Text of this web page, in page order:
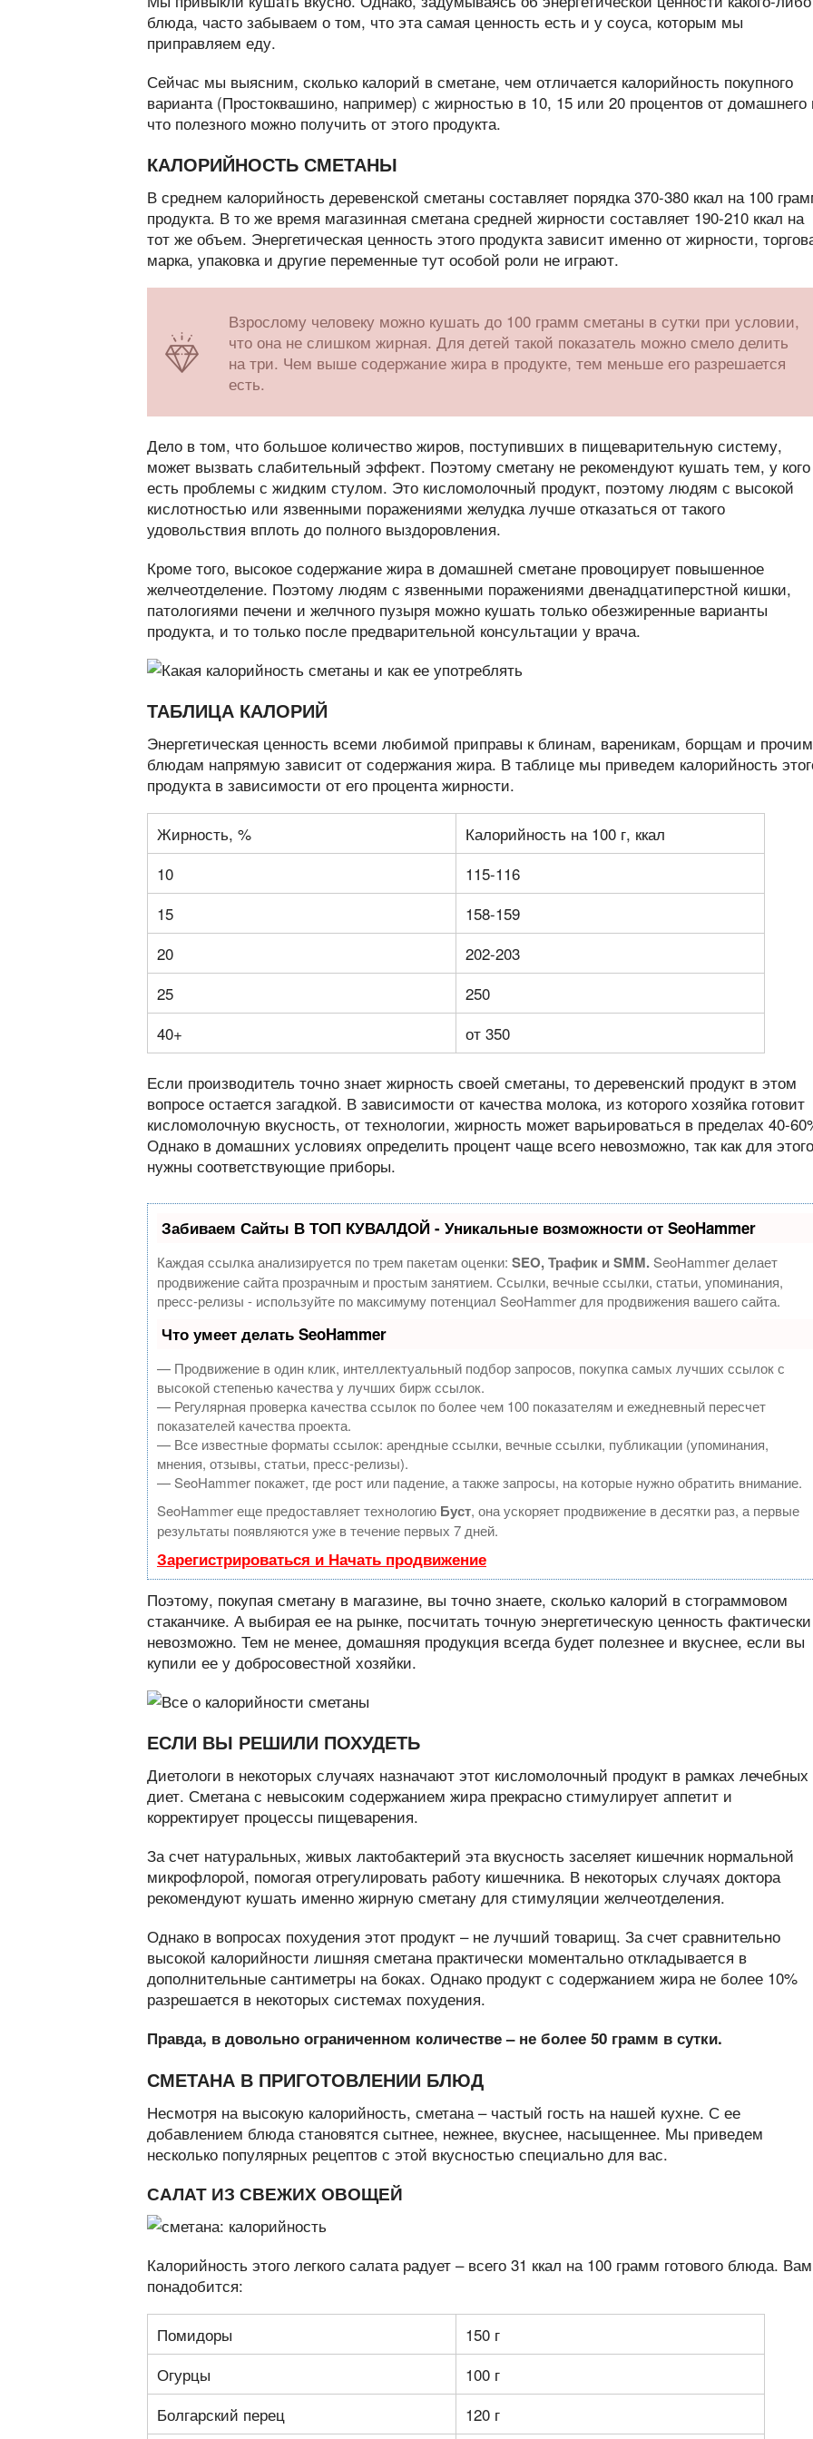
блюда, часто забываем о том, что эта самая ценность есть и у соуса, которым мы
приправляем еду.
Сейчас мы выясним, сколько калорий в сметане, чем отличается калорийность покупного
варианта (Простоквашино, например) с жирностью в 10, 15 или 20 процентов от домашнего
что полезного можно получить от этого продукта.
КАЛОРИЙНОСТЬ СМЕТАНЫ
В среднем калорийность деревенской сметаны составляет порядка 370-380 ккал на 100
продукта. В то же время магазинная сметана средней жирности составляет 190-210 ккал на
тот же объем. Энергетическая ценность этого продукта зависит именно от жирности,
марка, упаковка и другие переменные тут особой роли не играют.
Взрослому человеку можно кушать до 100 грамм сметаны в сутки при условии,
что она не слишком жирная. Для детей такой показатель можно смело делить
на три. Чем выше содержание жира в продукте, тем меньше его разрешается
есть.
Дело в том, что большое количество жиров, поступивших в пищеварительную систему,
может вызвать слабительный эффект. Поэтому сметану не рекомендуют кушать тем, у кого
есть проблемы с жидким стулом. Это кисломолочный продукт, поэтому людям с высокой
кислотностью или язвенными поражениями желудка лучше отказаться от такого
удовольствия вплоть до полного выздоровления.
Кроме того, высокое содержание жира в домашней сметане провоцирует повышенное
желчеотделение. Поэтому людям с язвенными поражениями двенадцатиперстной кишки,
патологиями печени и желчного пузыря можно кушать только обезжиренные варианты
продукта, и то только после предварительной консультации у врача.
ТАБЛИЦА КАЛОРИЙ
Энергетическая ценность всеми любимой приправы к блинам, вареникам, борщам и прочим
блюдам напрямую зависит от содержания жира. В таблице мы приведем калорийность
продукта в зависимости от его процента жирности.
Жирность, %
Калорийность на 100 г, ккал
10
115-116
15
158-159
20
202-203
25
250
40+
от 350
Если производитель точно знает жирность своей сметаны, то деревенский продукт в этом
вопросе остается загадкой. В зависимости от качества молока, из которого хозяйка готовит
кисломолочную вкусность, от технологии, жирность может варьироваться в пределах 40-
Однако в домашних условиях определить процент чаще всего невозможно, так как для этого
нужны соответствующие приборы.
Забиваем Сайты В ТОП КУВАЛДОЙ - Уникальные возможности от SeoHammer
Каждая ссылка анализируется по трем пакетам оценки: SEO, Трафик и SMM.SeoHammer делает
продвижение сайта прозрачным и простым занятием. Ссылки, вечные ссылки, статьи, упоминания,
пресс-релизы - используйте по максимуму потенциал SeoHammer для продвижения вашего сайта.
Что умеет делать SeoHammer
— Продвижение в один клик, интеллектуальный подбор запросов, покупка самых лучших ссылок с
высокой степенью качества у лучших бирж ссылок.
— Регулярная проверка качества ссылок по более чем 100 показателям и ежедневный пересчет
показателей качества проекта.
— Все известные форматы ссылок: арендные ссылки, вечные ссылки, публикации (упоминания,
мнения, отзывы, статьи, пресс-релизы).
— SeoHammer покажет, где рост или падение, а также запросы, на которые нужно обратить внимание.
SeoHammer еще предоставляет технологию Буст, она ускоряет продвижение в десятки раз, а первые
результаты появляются уже в течение первых 7 дней.
Зарегистрироваться и Начать продвижение
Поэтому, покупая сметану в магазине, вы точно знаете, сколько калорий в стограммовом
стаканчике. А выбирая ее на рынке, посчитать точную энергетическую ценность фактически
невозможно. Тем не менее, домашняя продукция всегда будет полезнее и вкуснее, если вы
купили ее у добросовестной хозяйки.
ЕСЛИ ВЫ РЕШИЛИ ПОХУДЕТЬ
Диетологи в некоторых случаях назначают этот кисломолочный продукт в рамках лечебных
диет. Сметана с невысоким содержанием жира прекрасно стимулирует аппетит и
корректирует процессы пищеварения.
За счет натуральных, живых лактобактерий эта вкусность заселяет кишечник нормальной
микрофлорой, помогая отрегулировать работу кишечника. В некоторых случаях доктора
рекомендуют кушать именно жирную сметану для стимуляции желчеотделения.
Однако в вопросах похудения этот продукт – не лучший товарищ. За счет сравнительно
высокой калорийности лишняя сметана практически моментально откладывается в
дополнительные сантиметры на боках. Однако продукт с содержанием жира не более 10%
разрешается в некоторых системах похудения.
Правда, в довольно ограниченном количестве – не более 50 грамм в сутки.
СМЕТАНА В ПРИГОТОВЛЕНИИ БЛЮД
Несмотря на высокую калорийность, сметана – частый гость на нашей кухне. С ее
добавлением блюда становятся сытнее, нежнее, вкуснее, насыщеннее. Мы приведем
несколько популярных рецептов с этой вкусностью специально для вас.
САЛАТ ИЗ СВЕЖИХ ОВОЩЕЙ
Калорийность этого легкого салата радует – всего 31 ккал на 100 грамм готового блюда. Вам
понадобится:
Помидоры
150 г
Огурцы
100 г
Болгарский перец
120 г